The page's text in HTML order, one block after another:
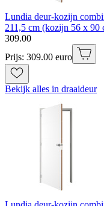
Lundia deur-kozijn
211,5 cm (kozijn 56 x 90
309.00
Prijs: 309.00 euro
Bekijk alles in draaideur